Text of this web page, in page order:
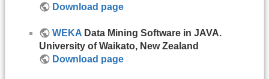
Download page
WEKA Data Mining Software in JAVA.
University of Waikato, New Zealand
Download page